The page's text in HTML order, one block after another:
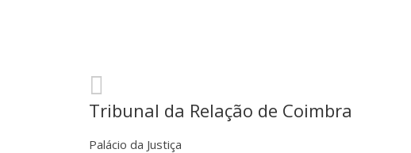
Tribunal da Relação de Coimbra
Palácio da Justiça